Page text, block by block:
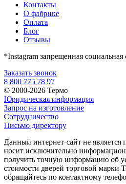
Контакты
О фабрике
Оплата
Блог
Отзывы
*Instagram запрещенная социальная
Заказать звонок
8 800 775 78 97
© 2000-2026 Термо
Юридическая информация
Запрос на изготовление
Сотрудничество
Письмо директору
Данный интернет-сайт не является
носит исключительно
получить точную информацию об
стоимости дверей торговой марки
обращайтесь по контактному